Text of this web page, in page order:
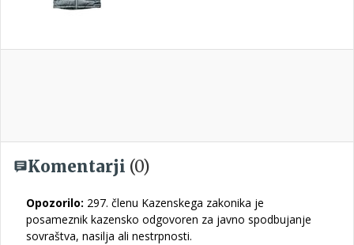
Komentarji (0)
Opozorilo: 297. členu Kazenskega zakonika je
posameznik kazensko odgovoren za javno spodbujanje
sovraštva, nasilja ali nestrpnosti.